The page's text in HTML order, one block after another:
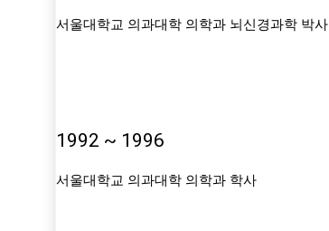
서울대학교 의과대학 의학과 뇌신경과학 박사
1992 ~ 1996
서울대학교 의과대학 의학과 학사